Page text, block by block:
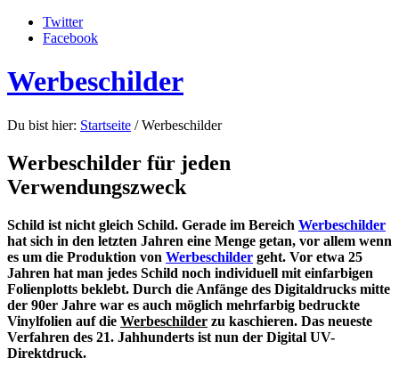
Twitter
Facebook
Werbeschilder
Du bist hier: Startseite / Werbeschilder
Werbeschilder für jeden
Verwendungszweck
Schild ist nicht gleich Schild. Gerade im Bereich Werbeschilder
hat sich in den letzten Jahren eine Menge getan, vor allem wenn
es um die Produktion von Werbeschilder geht. Vor etwa 25
Jahren hat man jedes Schild noch individuell mit einfarbigen
Folienplotts beklebt. Durch die Anfänge des Digitaldrucks mitte
der 90er Jahre war es auch möglich mehrfarbig bedruckte
Vinylfolien auf die Werbeschilder zu kaschieren. Das neueste
Verfahren des 21. Jahhunderts ist nun der Digital UV-
Direktdruck.